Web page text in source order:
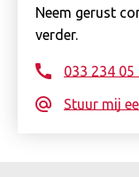
Neem gerust
verder.
033 234 05
Stuur mij